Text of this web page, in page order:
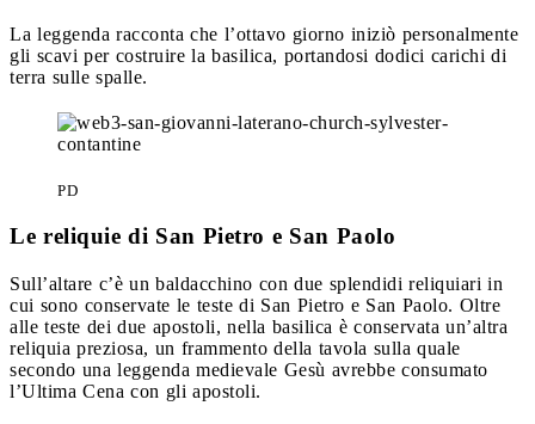
La leggenda racconta che l’ottavo giorno iniziò personalmente
gli scavi per costruire la basilica, portandosi dodici carichi di
terra sulle spalle.
PD
Le reliquie di San Pietro e San Paolo
Sull’altare c’è un baldacchino con due splendidi reliquiari in
cui sono conservate le teste di San Pietro e San Paolo. Oltre
alle teste dei due apostoli, nella basilica è conservata un’altra
reliquia preziosa, un frammento della tavola sulla quale
secondo una leggenda medievale Gesù avrebbe consumato
l’Ultima Cena con gli apostoli.